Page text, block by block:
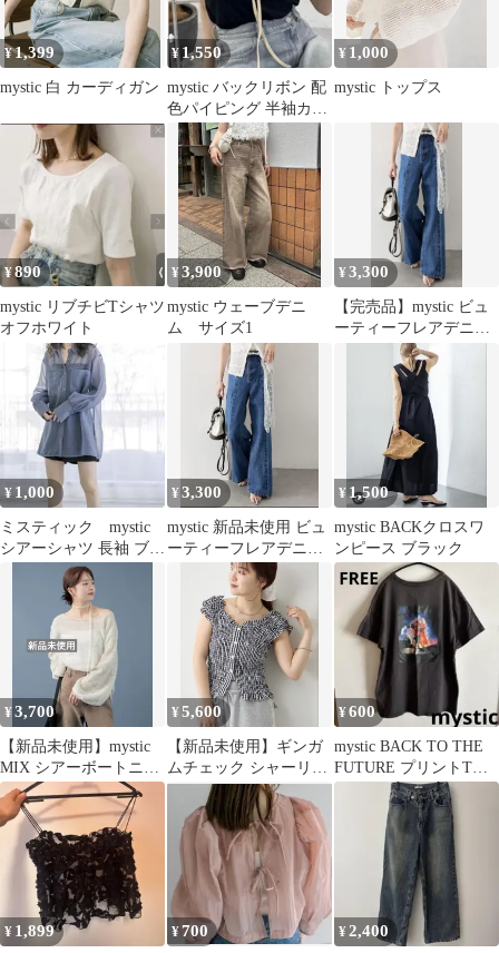
¥1,399
mystic 白 カーディガン
¥ 1,550
mystic バックリボン 配
色パイピング 半袖カッ
トソー ブラック
¥ 1,000
mystic トップス
¥890
mystic リブチビTシャツ
オフホワイト
¥3,900
mystic ウェーブデニ
ム サイズ1
¥3,300
【完売品】mystic ビュ
ーティーフレアデニム
ブルー サイズ1
¥ 1,000
ミスティック mystic
シアーシャツ 長袖 ブル
¥3,300
mystic 新品未使用 ビュ
ーティーフレアデニム
¥ 1,500
mystic BACKクロスワ
ンピース ブラック
¥3,700
【新品未使用】mystic
MIX シアーボートニッ
ト オフホワイト
¥5,600
【新品未使用】ギンガ
ムチェック シャーリン
グ ブラウス 半袖
mystic
¥600
mystic BACK TO THE
FUTURE プリントTシ
ャツ 半袖
¥ 1,899 ¥700 ¥2,400